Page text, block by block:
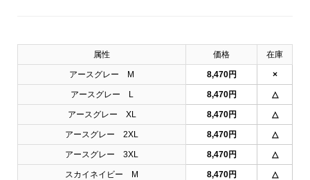
属性 価格 在庫
アースグレー M 8,470円 ×
アースグレー L 8,470円 △
アースグレー XL 8,470円 △
アースグレー 2XL 8,470円 △
アースグレー 3XL 8,470円 △
スカイネイビー M 8,470円 △